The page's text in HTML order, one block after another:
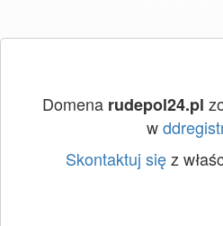
Domena rudepol24.pl
w
Skontaktuj sięz